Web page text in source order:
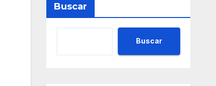
Buscar
Buscar